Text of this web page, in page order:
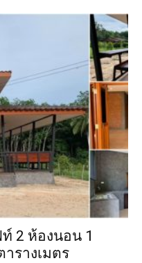
2 ห้องนอน 1
รางเมตร